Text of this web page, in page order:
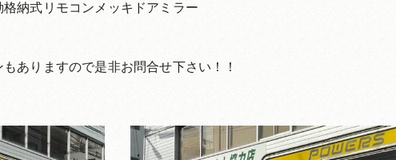
納式リモコンメッキドアミラー
ありますので是非お問合せ下さい！！